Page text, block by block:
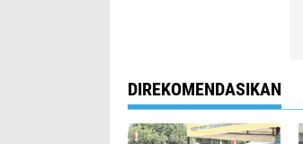
DIREKOMENDASIKAN